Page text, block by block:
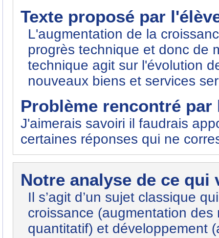
Texte proposé par
L'augmentation de la
progrès technique et donc de
technique agit sur l'évolution
nouveaux biens et services
Problème rencontré par
J'aimerais savoiri il faudrais
certaines réponses qui ne
Notre analyse de ce qui
Il s’agit d’un sujet classique
croissance (augmentation des
quantitatif) et développement